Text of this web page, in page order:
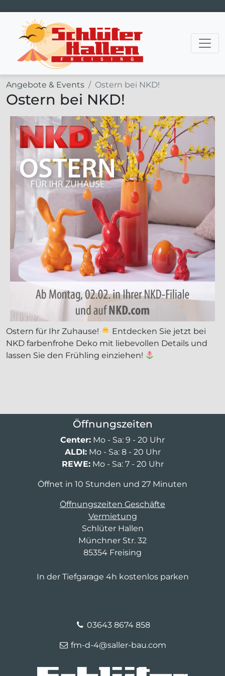
Hauptnavigation
Angebote & Events Ostern bei NKD!
Ostern bei NKD!
Ostern für Ihr Zuhause!
Entdecken Sie jetzt bei
NKD farbenfrohe Deko mit liebevollen Details und
lassen Sie den Frühling einziehen!
Öffnungszeiten
Center: Mo - Sa: 9 - 20 Uhr
ALDI:Mo - Sa: 8 - 20 Uhr
REWE:Mo - Sa: 7 - 20 Uhr
Öffnet in 10 Stunden und 27 Minuten
Öffnungszeiten Geschäfte
Vermietung
Schlüter Hallen
Münchner Str. 32
85354 Freising
In der Tiefgarage 4h kostenlos parken
03643 8674 858
fm-d-4@saller-bau.com